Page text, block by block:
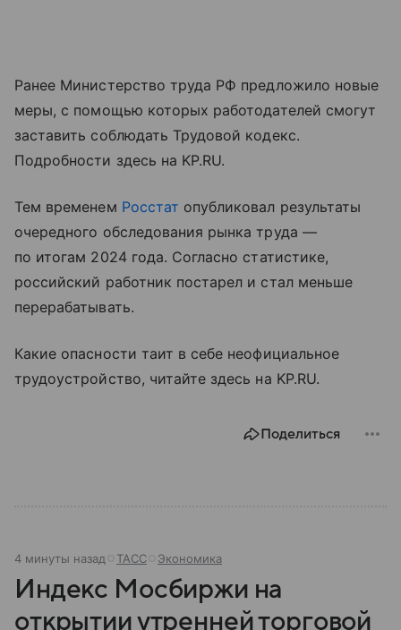
Ранее Министерство труда РФ предложило новые
меры, с помощью которых работодателей смогут
заставить соблюдать Трудовой кодекс.
Подробности здесь на KP.RU.
Тем временем Росстат опубликовал результаты
очередного обследования рынка труда —
по итогам 2024 года. Согласно статистике,
российский работник постарел и стал меньше
перерабатывать.
Какие опасности таит в себе неофициальное
трудоустройство, читайте здесь на KP.RU.
Поделиться
4 минуты назад ТАСС Экономика
Индекс Мосбиржи на
открытии утренней торговой